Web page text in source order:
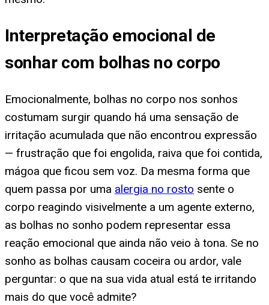
Interpretação emocional de
sonhar com bolhas no corpo
Emocionalmente, bolhas no corpo nos sonhos
costumam surgir quando há uma sensação de
irritação acumulada que não encontrou expressão
— frustração que foi engolida, raiva que foi contida,
mágoa que ficou sem voz. Da mesma forma que
quem passa por uma alergia no rosto sente o
corpo reagindo visivelmente a um agente externo,
as bolhas no sonho podem representar essa
reação emocional que ainda não veio à tona. Se no
sonho as bolhas causam coceira ou ardor, vale
perguntar: o que na sua vida atual está te irritando
mais do que você admite?